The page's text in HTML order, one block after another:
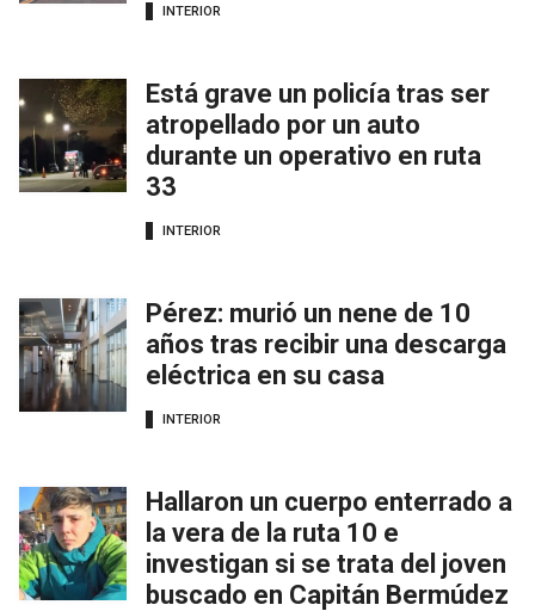
INTERIOR
Está grave un policía tras ser
atropellado por un auto
durante un operativo en ruta
33
INTERIOR
Pérez: murió un nene de 10
años tras recibir una descarga
eléctrica en su casa
INTERIOR
Hallaron un cuerpo enterrado a
la vera de la ruta 10 e
investigan si se trata del joven
buscado en Capitán Bermúdez